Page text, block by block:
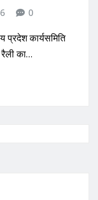
0
प्रदेश कार्यसमिति
का…